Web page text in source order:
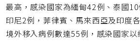
最高，感染國家為緬甸42例、泰國
印尼2例，菲律賓、馬來西亞及印度
境外移入病例數達55例，感染國家以